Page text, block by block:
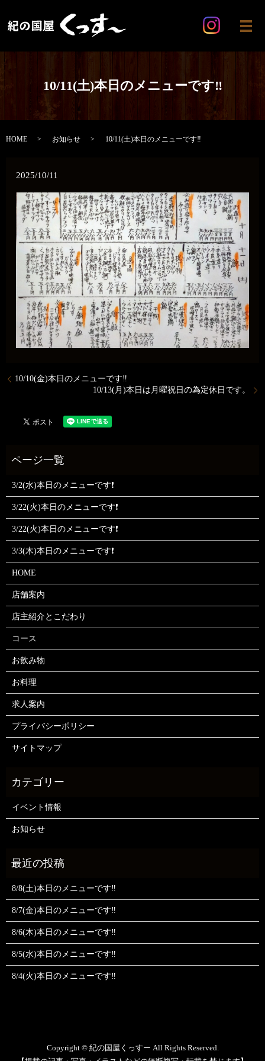
メ
10/11(土)本日のメニューです‼️
HOME お知らせ 10/11(土)本日のメニューです‼️
2025/10/11
10/10(金)本日のメニューです‼️
10/13(月)本日は月曜祝日の為定休日です。
3/2(水)本日のメニューです❗
3/22(火)本日のメニューです❗
3/22(火)本日のメニューです❗
3/3(木)本日のメニューです❗
HOME
店舗案内
店主紹介とこだわり
コース
お飲み物
お料理
求人案内
プライバシーポリシー
サイトマップ
イベント情報
お知らせ
8/8(土)本日のメニューです‼️
8/7(金)本日のメニューです‼️
8/6(木)本日のメニューです‼️
8/5(水)本日のメニューです‼️
8/4(火)本日のメニューです‼️
Copyright © 紀の国屋くっすー All Rights Reserved.